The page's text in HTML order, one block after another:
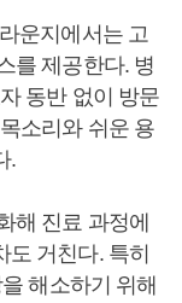
운지에서는 고
를 제공한다. 병
동반 없이 방문
소리와 쉬운 용
.
해 진료 과정에
거친다. 특히
해소하기 위해